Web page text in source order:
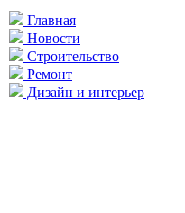
Главная
Новости
Строительство
Ремонт
Дизайн и интерьер